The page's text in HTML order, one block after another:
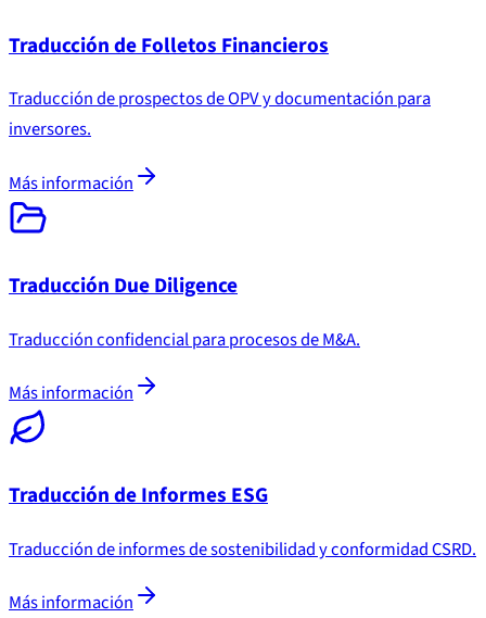
Traducción de Folletos Financieros
Traducción de prospectos de OPV y documentación para
inversores.
Más información
Traducción Due Diligence
Traducción confidencial para procesos de M&A.
Más información
Traducción de Informes ESG
Traducción de informes de sostenibilidad y conformidad CSRD.
Más información